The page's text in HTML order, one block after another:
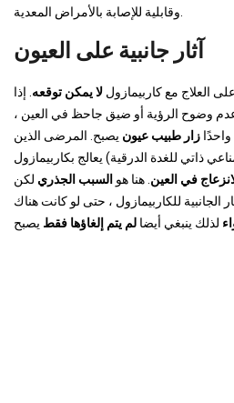
آثار جانبية على العيون
العلاج مع كاربيمازول لا يمكن توقعه . إذا
وضوح الرؤية أو ضيق جاحظ في العين ،
زار طبيب عيون يصبح. المرضى الذين
ذاتي للغدة الدرقية) يعالج بكاربيمازول
في العين . هنا هو السبب الجذري لكن
الجانبية للكاربيمازول ، حتى لو كانت هناك
لذلك ينبغي أيضا لم يتم إلغاؤها فقط